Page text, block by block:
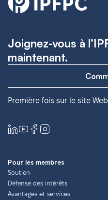
Joignez-vous à
maintenant.
Première fois sur le site
Pour les membres
Soutien
Défense des intérêts
Avantages et services